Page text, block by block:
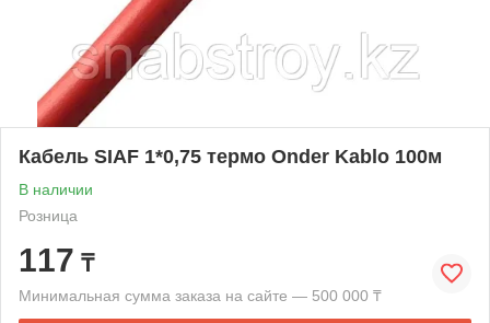
Кабель SIAF 1*0,75 термо Onder Kablo 100м
В наличии
Розница
117 ₸
Минимальная сумма заказа на сайте — 500 000 ₸